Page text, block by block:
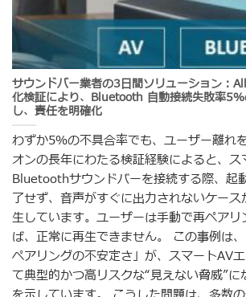
サウンドバー業者の3日間ソリューション：
化検証により、Bluetooth 自動接続失敗率5
し、責任を明確化
わずか5％の不具合率でも、ユーザー離れ
オンの長年にわたる検証経験によると、ス
Bluetoothサウンドバーを接続する際、起
了せず、音声がすぐに出力されないケー
生しています。ユーザーは手動で再ペア
ば、正常に再生できません。 この事例は
ペアリングの不安定さ」が、スマートAV
て典型的かつ高リスクな“見えない脅威”に